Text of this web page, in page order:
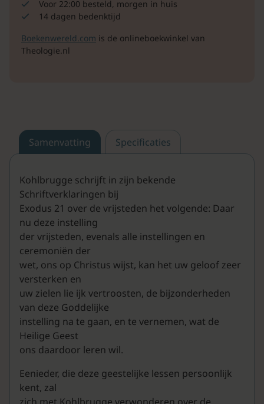
Voor 22:00 besteld, morgen in huis
14 dagen bedenktijd
Boekenwereld.com is de onlineboekwinkel van
Theologie.nl
Samenvatting Specificaties
Kohlbrugge schrijft in zijn bekende
Schriftverklaringen bij
Exodus 21 over de vrijsteden het volgende: Daar
nu deze instelling
der vrijsteden, evenals alle instellingen en
ceremoniën der
wet, ons op Christus wijst, kan het uw geloof zeer
versterken en
uw zielen lie ijk vertroosten, de bijzonderheden
van deze Goddelijke
instelling na te gaan, en te vernemen, wat de
Heilige Geest
ons daardoor leren wil.
Eenieder, die deze geestelijke lessen persoonlijk
kent, zal